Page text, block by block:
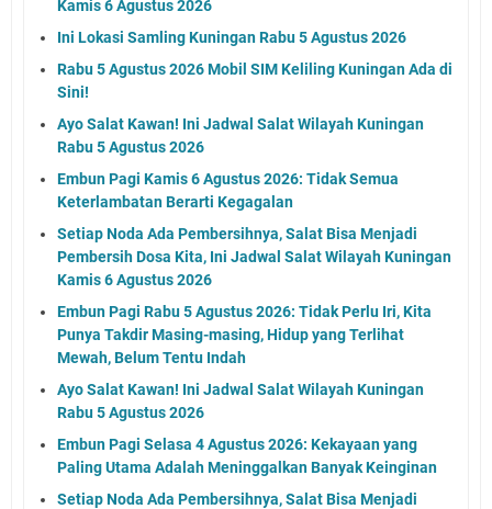
Kamis 6 Agustus 2026
Ini Lokasi Samling Kuningan Rabu 5 Agustus 2026
Rabu 5 Agustus 2026 Mobil SIM Keliling Kuningan Ada di
Sini!
Ayo Salat Kawan! Ini Jadwal Salat Wilayah Kuningan
Rabu 5 Agustus 2026
Embun Pagi Kamis 6 Agustus 2026: Tidak Semua
Keterlambatan Berarti Kegagalan
Setiap Noda Ada Pembersihnya, Salat Bisa Menjadi
Pembersih Dosa Kita, Ini Jadwal Salat Wilayah Kuningan
Kamis 6 Agustus 2026
Embun Pagi Rabu 5 Agustus 2026: Tidak Perlu Iri, Kita
Punya Takdir Masing-masing, Hidup yang Terlihat
Mewah, Belum Tentu Indah
Ayo Salat Kawan! Ini Jadwal Salat Wilayah Kuningan
Rabu 5 Agustus 2026
Embun Pagi Selasa 4 Agustus 2026: Kekayaan yang
Paling Utama Adalah Meninggalkan Banyak Keinginan
Setiap Noda Ada Pembersihnya, Salat Bisa Menjadi